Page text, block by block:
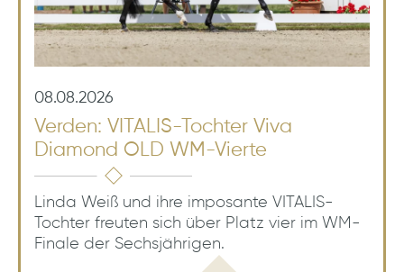
08.08.2026
Verden: VITALIS-Tochter Viva
Diamond OLD WM-Vierte
Linda Weiß und ihre imposante VITALIS-
Tochter freuten sich über Platz vier im WM-
Finale der Sechsjährigen.